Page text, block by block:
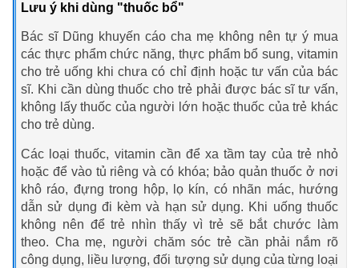
Lưu ý khi dùng "thuốc bổ"
Bác sĩ Dũng khuyến cáo cha mẹ không nên tự ý mua
các thực phẩm chức năng, thực phẩm bổ sung, vitamin
cho trẻ uống khi chưa có chỉ định hoặc tư vấn của bác
sĩ. Khi cần dùng thuốc cho trẻ phải được bác sĩ tư vấn,
không lấy thuốc của người lớn hoặc thuốc của trẻ khác
cho trẻ dùng.
Các loại thuốc, vitamin cần để xa tầm tay của trẻ nhỏ
hoặc để vào tủ riêng và có khóa; bảo quản thuốc ở nơi
khô ráo, đựng trong hộp, lọ kín, có nhãn mác, hướng
dẫn sử dụng đi kèm và hạn sử dụng. Khi uống thuốc
không nên để trẻ nhìn thấy vì trẻ sẽ bắt chước làm
theo. Cha mẹ, người chăm sóc trẻ cần phải nắm rõ
công dụng, liều lượng, đối tượng sử dụng của từng loại